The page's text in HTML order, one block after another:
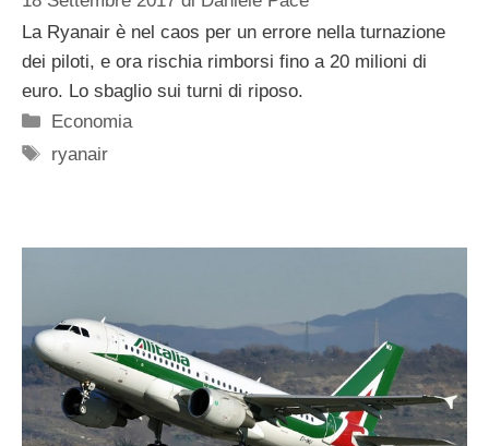
La Ryanair è nel caos per un errore nella turnazione
dei piloti, e ora rischia rimborsi fino a 20 milioni di
euro. Lo sbaglio sui turni di riposo.
Categorie
Economia
Tag
ryanair